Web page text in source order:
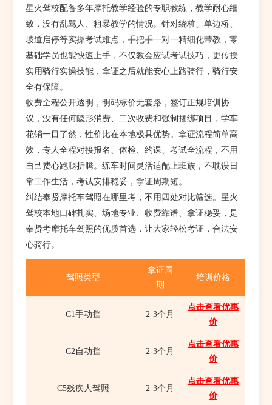
星火驾校配备多年摩托教学经验的专职教练，教学耐心细
致，没有乱骂人、粗暴教学的情况。针对绕桩、单边桥、
坡道启停等实操考试难点，手把手一对一精细化带教，零
基础学员也能快速上手，不仅教会应试考试技巧，更传授
实用骑行实操技能，拿证之后就能安心上路骑行，骑行安
全有保障。
收费全程公开透明，明码标价无套路，签订正规培训协
议，没有任何隐形消费、二次收费和强制捆绑项目，学车
花销一目了然，性价比在本地极具优势。拿证流程简单高
效，专人全程对接报名、体检、约课、考试全流程，不用
自己费心跑腿折腾。练车时间灵活适配上班族，不耽误日
常工作生活，考试安排稳妥，拿证周期短。
纠结奉贤摩托车驾照在哪里考，不用四处对比筛选。星火
驾校本地口碑扎实、场地专业、收费靠谱、拿证稳妥，是
奉贤考摩托车驾照的优质首选，让大家轻松考证，合法安
心骑行。
驾照类型
拿证周
期
培训价格
C1手动挡 2-3个月
点击查看优惠
价
C2自动挡 2-3个月
点击查看优惠
价
C5残疾人驾照 2-3个月
点击查看优惠
价